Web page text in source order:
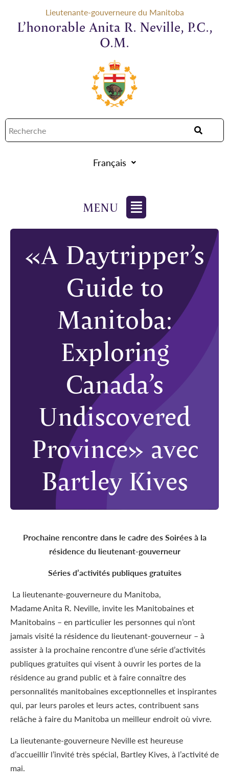
Lieutenante-gouverneure du Manitoba
L’honorable Anita R. Neville, P.C.,
O.M.
Français
«A Daytripper’s
Guide to
Manitoba:
Exploring
Canada’s
Undiscovered
Province» avec
Bartley Kives
Prochaine rencontre dans le cadre des Soirées à la
résidence du lieutenant-gouverneur
Séries d’activités publiques gratuites
La lieutenante-gouverneure du Manitoba,
Madame Anita R. Neville, invite les Manitobaines et
Manitobains – en particulier les personnes qui n’ont
jamais visité la résidence du lieutenant-gouverneur – à
assister à la prochaine rencontre d’une série d’activités
publiques gratuites qui visent à ouvrir les portes de la
résidence au grand public et à faire connaître des
personnalités manitobaines exceptionnelles et inspirantes
qui, par leurs paroles et leurs actes, contribuent sans
relâche à faire du Manitoba un meilleur endroit où vivre.
La lieutenante-gouverneure Neville est heureuse
d’accueillir l’invité très spécial, Bartley Kives, à l’activité de
mai.